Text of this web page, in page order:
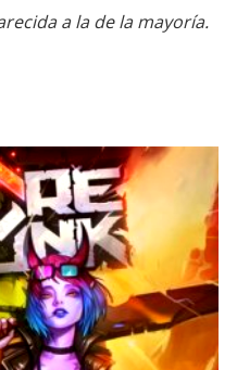
a la de la mayoría.